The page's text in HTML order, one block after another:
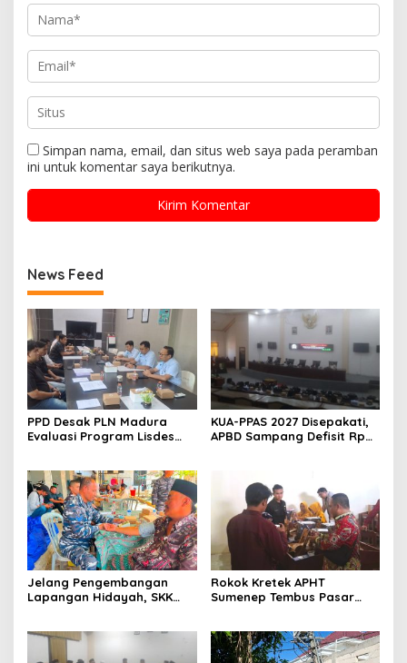
Simpan nama, email, dan situs web saya pada peramban
ini untuk komentar saya berikutnya.
News Feed
PPD Desak PLN Madura
Evaluasi Program Lisdes
KUA-PPAS 2027 Disepakati,
APBD Sampang Defisit Rp
Jelang Pengembangan
Lapangan Hidayah, SKK
Nelayan Sampang
Rokok Kretek APHT
Sumenep Tembus Pasar